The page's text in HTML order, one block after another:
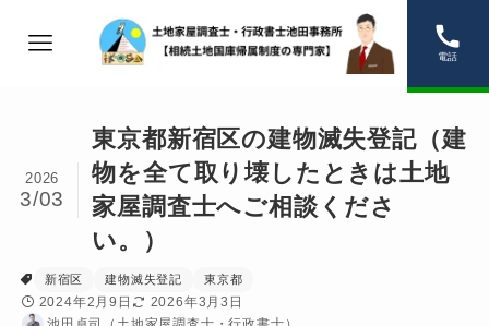
電話
東京都新宿区の建物滅失登記（建
物を全て取り壊したときは土地
家屋調査士へご相談くださ
い。）
2026
3/03
新宿区 建物滅失登記 東京都
2024年2月9日
2026年3月3日